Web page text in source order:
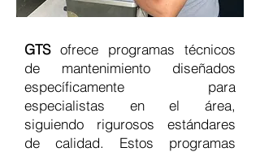
GTS ofrece programas técnicos
de mantenimiento diseñados
específicamente para
especialistas en el área,
siguiendo rigurosos estándares
de calidad. Estos programas